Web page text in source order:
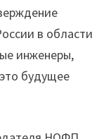
в области
инженеры,
будущее